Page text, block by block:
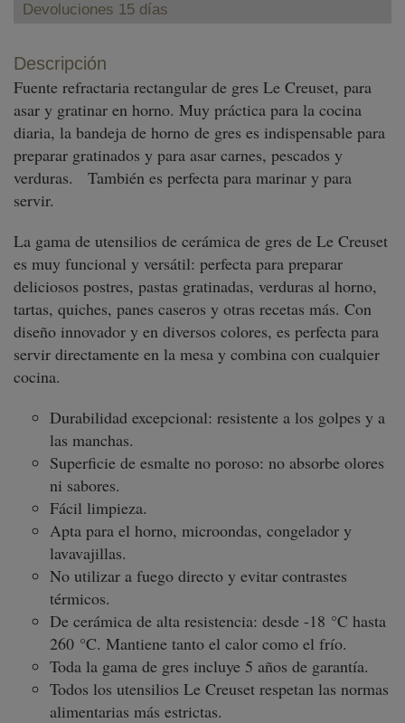
Devoluciones 15 días
Descripción
Fuente refractaria rectangular de gres Le Creuset, para
asar y gratinar en horno. Muy práctica para la cocina
diaria, la bandeja de horno de gres es indispensable para
preparar gratinados y para asar carnes, pescados y
verduras. También es perfecta para marinar y para
servir.
La gama de utensilios de cerámica de gres de Le Creuset
es muy funcional y versátil: perfecta para preparar
deliciosos postres, pastas gratinadas, verduras al horno,
tartas, quiches, panes caseros y otras recetas más. Con
diseño innovador y en diversos colores, es perfecta para
servir directamente en la mesa y combina con cualquier
cocina.
Durabilidad excepcional: resistente a los golpes y a
las manchas.
Superficie de esmalte no poroso: no absorbe olores
ni sabores.
Fácil limpieza.
Apta para el horno, microondas, congelador y
lavavajillas.
No utilizar a fuego directo y evitar contrastes
térmicos.
De cerámica de alta resistencia: desde -18 °C hasta
260 °C. Mantiene tanto el calor como el frío.
Toda la gama de gres incluye 5 años de garantía.
Todos los utensilios Le Creuset respetan las normas
alimentarias más estrictas.